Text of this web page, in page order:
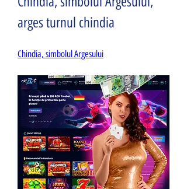
arges turnul chindia
Chindia, simbolul Argesului